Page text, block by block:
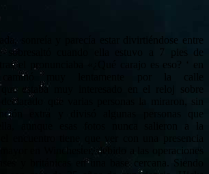
sonreía y parecía estar divirtiéndose entre
sobresaltó cuando ella estuvo a 7 pies de
el pronunciaba «¿Qué carajo es eso? ‘
caminó muy lentamente por la calle
estaba muy interesado en el reloj sobre
declarado que varias personas la miraron, sin
extra y divisó algunas personas que
encuentro tiene que ver con una presencia
en Winchester, debido a las operaciones
y británicas en una base cercana.